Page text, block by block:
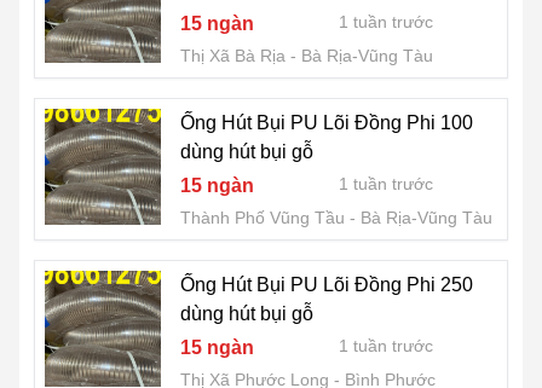
15 ngàn
1 tuần trước
Thị Xã Bà Rịa
Bà Rịa-Vũng Tàu
Ống Hút Bụi PU Lõi Đồng Phi 100
dùng hút bụi gỗ
15 ngàn
1 tuần trước
Thành Phố Vũng Tầu
Bà Rịa-Vũng Tàu
Ống Hút Bụi PU Lõi Đồng Phi 250
dùng hút bụi gỗ
15 ngàn
1 tuần trước
Thị Xã Phước Long
Bình Phước